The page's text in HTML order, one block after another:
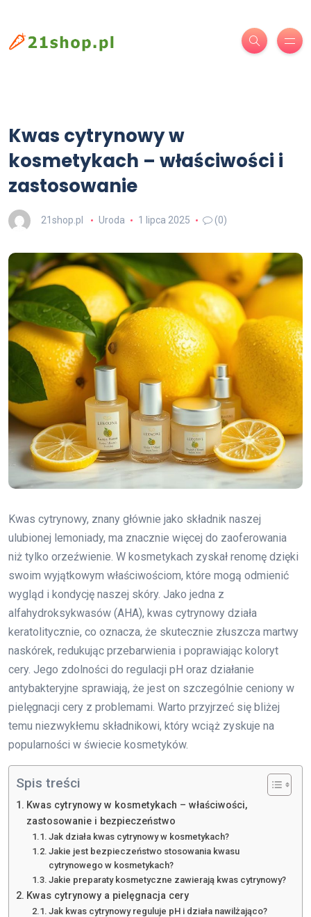
Kwas cytrynowy w
kosmetykach – właściwości i
zastosowanie
21shop.pl Uroda 1 lipca 2025 (0)
Kwas cytrynowy, znany głównie jako składnik naszej
ulubionej lemoniady, ma znacznie więcej do zaoferowania
niż tylko orzeźwienie. W kosmetykach zyskał renomę dzięki
swoim wyjątkowym właściwościom, które mogą odmienić
wygląd i kondycję naszej skóry. Jako jedna z
alfahydroksykwasów (AHA), kwas cytrynowy działa
keratolitycznie, co oznacza, że skutecznie złuszcza martwy
naskórek, redukując przebarwienia i poprawiając koloryt
cery. Jego zdolności do regulacji pH oraz działanie
antybakteryjne sprawiają, że jest on szczególnie ceniony w
pielęgnacji cery z problemami. Warto przyjrzeć się bliżej
temu niezwykłemu składnikowi, który wciąż zyskuje na
popularności w świecie kosmetyków.
Spis treści
Kwas cytrynowy w kosmetykach – właściwości,
zastosowanie i bezpieczeństwo
Jak działa kwas cytrynowy w kosmetykach?
Jakie jest bezpieczeństwo stosowania kwasu
cytrynowego w kosmetykach?
Jakie preparaty kosmetyczne zawierają kwas cytrynowy?
Kwas cytrynowy a pielęgnacja cery
Jak kwas cytrynowy reguluje pH i działa nawilżająco?